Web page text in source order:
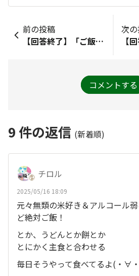
前の投稿
【回答終了】「ご飯がススムキムチ」は1年間でどのぐらい出荷されたでしょう？
次
コメントする
9 件の返信 (新着順)
チロル
2025/05/16 18:09
元々無類の米好き＆アルコール
ど絶対ご飯！
とか、うどんとか餅とか
とにかく主食と合わせる
毎日そうやって食べてるよ(・∀